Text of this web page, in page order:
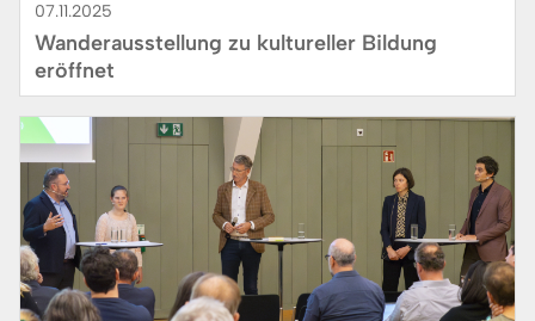
07.11.2025
Wanderausstellung zu kultureller Bildung
eröffnet
Bild